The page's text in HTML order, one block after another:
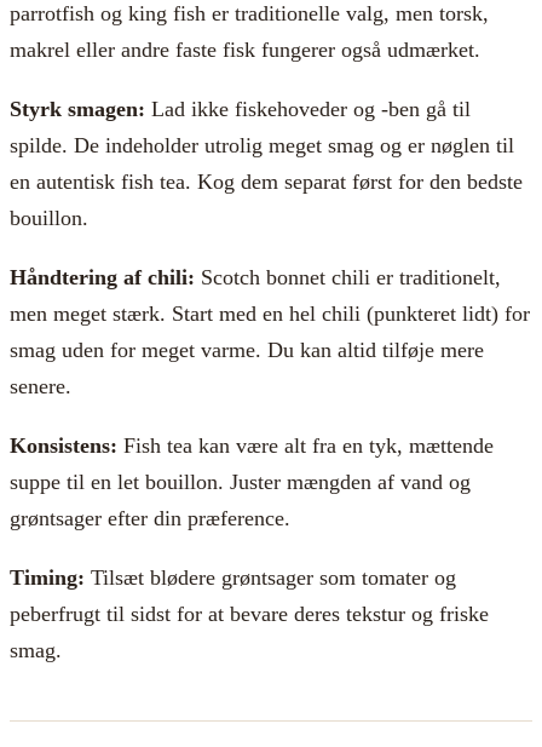
parrotfish og king fish er traditionelle valg, men torsk,
makrel eller andre faste fisk fungerer også udmærket.
Styrk smagen: Lad ikke fiskehoveder og -ben gå til
spilde. De indeholder utrolig meget smag og er nøglen til
en autentisk fish tea. Kog dem separat først for den bedste
bouillon.
Håndtering af chili: Scotch bonnet chili er traditionelt,
men meget stærk. Start med en hel chili (punkteret lidt) for
smag uden for meget varme. Du kan altid tilføje mere
senere.
Konsistens: Fish tea kan være alt fra en tyk, mættende
suppe til en let bouillon. Juster mængden af vand og
grøntsager efter din præference.
Timing: Tilsæt blødere grøntsager som tomater og
peberfrugt til sidst for at bevare deres tekstur og friske
smag.